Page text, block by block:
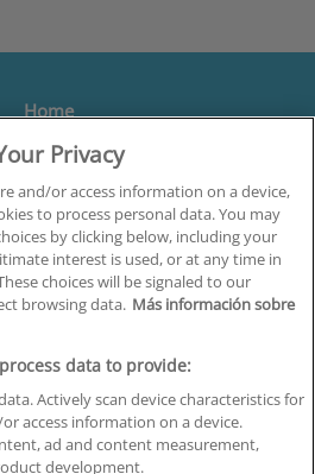
Home
Formación
Centros
Orientación
somos
Contacta
Aviso Legal
de Privacidad
de Cookies
Privacy
and/or access information on a device,
to process personal data. You may
by clicking below, including your
interest is used, or at any time in
choices will be signaled to our
browsing data. Más información sobre
data to provide:
Actively scan device characteristics for
access information on a device.
ad and content measurement,
development.